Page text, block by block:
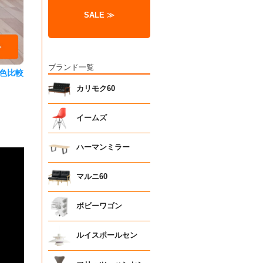
比較
SALE ≫
ブランド一覧
カリモク60
イームズ
ハーマンミラー
マルニ60
ボビーワゴン
ルイスポールセン